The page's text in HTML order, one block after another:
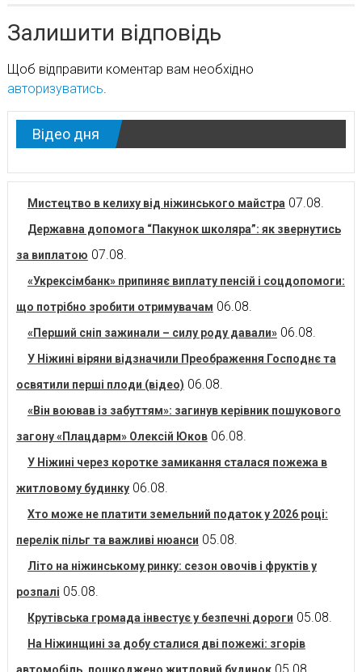
Залишити відповідь
Щоб відправити коментар вам необхідно
авторизуватись
Відео дня
Мистецтво в келиху від ніжинського майстра 07.08.
Державна допомога “Пакунок школяра”: як звернутись
за виплатою 07.08.
«Укрексімбанк» припиняє виплату пенсій і соцдопомоги:
що потрібно зробити отримувачам 06.08.
«Перший сніп зажинали – силу роду давали» 06.08.
У Ніжині віряни відзначили Преображення Господнє та
освятили перші плоди (відео) 06.08.
«Він воював із забуттям»: загинув керівник пошукового
загону «Плацдарм» Олексій Юков 06.08.
У Ніжині через коротке замикання сталася пожежа в
житловому будинку 06.08.
Хто може не платити земельний податок у 2026 році:
перелік пільг та важливі нюанси 05.08.
Літо на ніжинському ринку: сезон овочів і фруктів у
розпалі 05.08.
Крутівська громада інвестує у безпечні дороги 05.08.
На Ніжинщині за добу сталися дві пожежі: згорів
автомобіль, пошкоджено житловий будинок 05.08.